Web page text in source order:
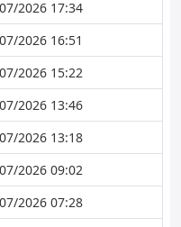
2026 17:34
2026 16:51
2026 15:22
2026 13:46
2026 13:18
2026 09:02
2026 07:28